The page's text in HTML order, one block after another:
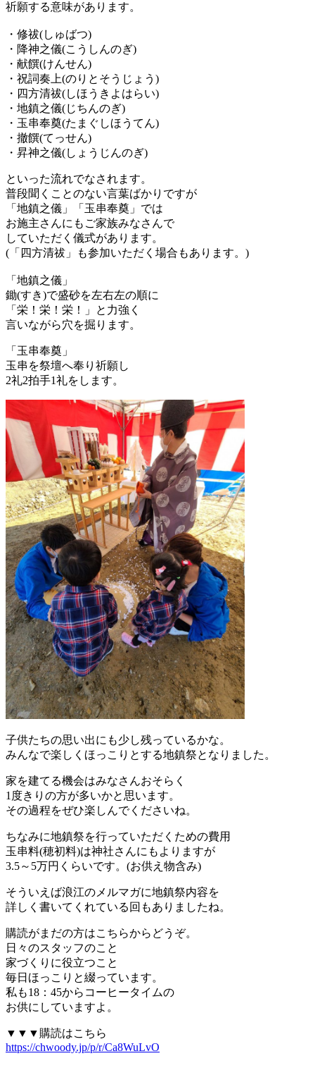
祈願する意味があります。
・修祓(しゅばつ)
・降神之儀(こうしんのぎ)
・ 献饌(けんせん)
・祝詞奏上(のりとそうじょう)
・四方清祓(しほうきよはらい)
・地鎮之儀(じちんのぎ)
・玉串奉奠(たまぐしほうてん)
・撤饌(てっせん)
・昇神之儀(しょうじんのぎ)
といった流れでなされます。
普段聞くことのない言葉ばかりですが
「地鎮之儀」「 玉串奉奠 」では
お施主さんにもご家族みなさんで
していただく儀式があります。
(「四方清祓」も参加いただく場合もあります。)
「地鎮之儀」
鋤(すき)で盛砂を左右左の順に
「栄！栄！栄！」と力強く
言いながら穴を掘ります。
「 玉串奉奠 」
玉串を祭壇へ奉り祈願し
2礼2拍手1礼をします。
子供たちの思い出にも少し残っているかな。
みんなで楽しくほっこりとする地鎮祭となりました。
家を建てる機会はみなさんおそらく
1度きりの方が多いかと思います。
その過程をぜひ楽しんでくださいね。
ちなみに地鎮祭を行っていただくための費用
玉串料(穂初料)は神社さんにもよりますが
3.5～5万円くらいです。(お供え物含み)
そういえば浪江のメルマガに地鎮祭内容を
詳しく書いてくれている回もありましたね。
購読がまだの方はこちらからどうぞ。
日々のスタッフのこと
家づくりに役立つこと
毎日ほっこりと綴っています。
私も18：45からコーヒータイムの
お供にしていますよ。
▼▼▼購読はこちら
https://chwoody.jp/p/r/Ca8WuLvO